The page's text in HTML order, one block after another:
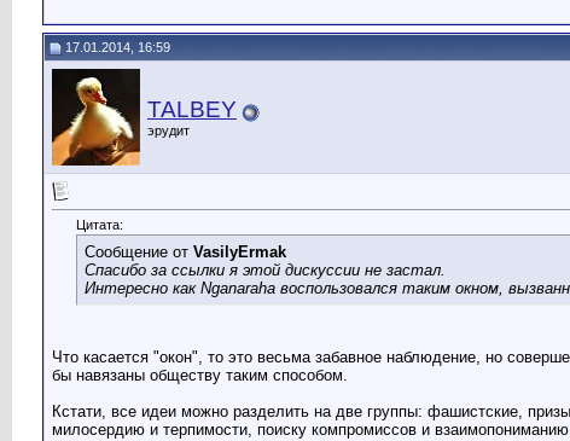
17.01.2014, 16:59
TALBEY
эрудит
Цитата:
Сообщение от VasilyErmak
Спасибо за ссылки я этой дискуссии не застал.
Интересно как Nganaraha воспользовался таким окном,
Что касается "окон", то это весьма забавное наблюдение, но
бы навязаны обществу таким способом.
Кстати, все идеи можно разделить на две группы: фашистские,
милосердию и терпимости, поиску компромиссов и